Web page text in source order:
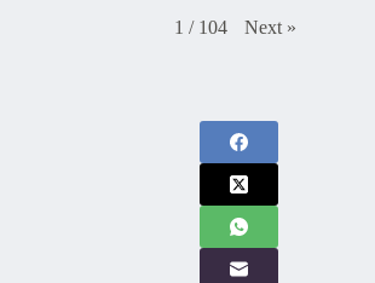
1 / 104 Next »